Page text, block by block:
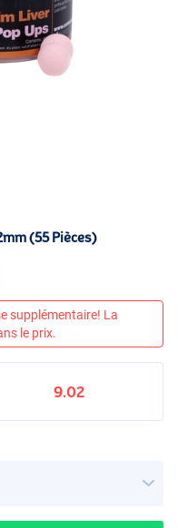
(55 Pièces)
supplémentaire! La
le prix.
9.02